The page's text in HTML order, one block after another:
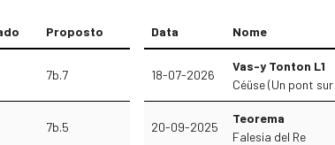
Proposto
7b.7
7b.5
Data Nome
18-07-2026
Vas-y Tonton L1
Céüse (Un pont
20-09-2025
Teorema
Falesia del Re